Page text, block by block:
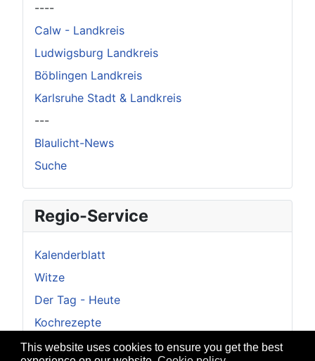
This website uses cookies to ensure you get the best
----
Calw - Landkreis
Ludwigsburg Landkreis
Böblingen Landkreis
Karlsruhe Stadt & Landkreis
---
Blaulicht-News
Suche
Regio-Service
Kalenderblatt
Witze
Der Tag - Heute
Kochrezepte
Veranstaltung melden